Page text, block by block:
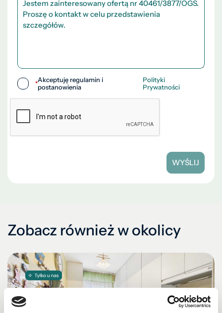
*Akceptuję regulamin i
postanowienia
Polityki
Prywatności
WYŚLIJ
Zobacz również w okolicy